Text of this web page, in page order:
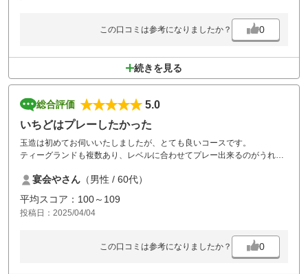
この口コミは参考になりましたか？ 0
続きを見る
総合評価
5.0
いちどはプレーしたかった
玉造は初めてお伺いいたしましたが、とても良いコースです。
ティーグランドも複数あり、レベルに合わせてプレー出来るのがうれし
宴会やさん （男性 / 60代）
平均スコア：100～109
投稿日：2025/04/04
この口コミは参考になりましたか？ 0